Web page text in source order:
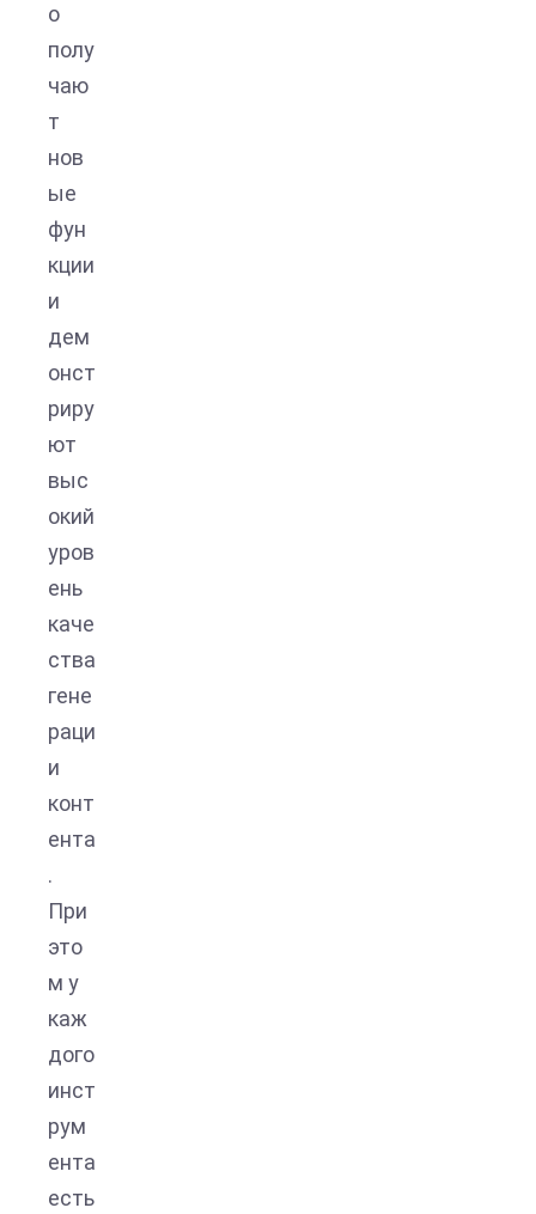
о
полу
чаю
т
нов
ые
фун
кции
и
дем
онст
риру
ют
выс
окий
уров
ень
каче
ства
гене
раци
и
конт
ента
.
При
это
м у
каж
дого
инст
рум
ента
есть